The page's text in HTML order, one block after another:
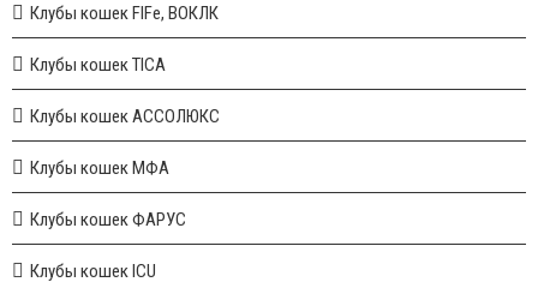
Клубы кошек FIFe, ВОКЛК
Клубы кошек TICA
Клубы кошек АССОЛЮКС
Клубы кошек МФА
Клубы кошек ФАРУС
Клубы кошек ICU